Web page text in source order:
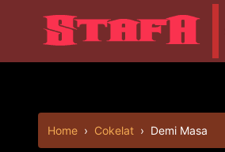
Home › Cokelat › Demi Masa